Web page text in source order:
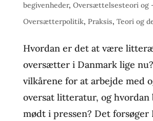
begivenheder, Oversættelsesteori og
Oversætterpolitik, Praksis, Teori og
Hvordan er det at være
oversætter i Danmark lige
vilkårene for at arbejde med
oversat litteratur, og hvordan
mødt i pressen? Det forsøger